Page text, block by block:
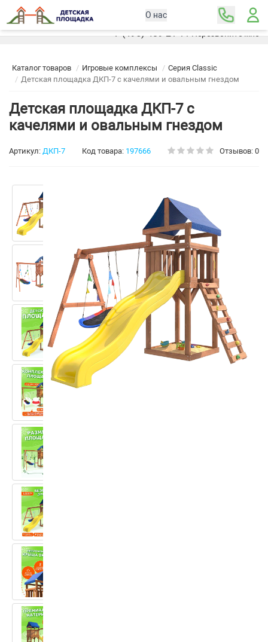
О нас
Москва
+7 (495) 489-21-11Перезвоните мне
Каталог товаров Игровые комплексы
Серия Classic
Детская площадка ДКП-7 с качелями и овальным гнездом
Детская площадка ДКП-7 с
качелями и овальным гнездом
Артикул: ДКП-7 Код товара: 197666 Отзывов: 0